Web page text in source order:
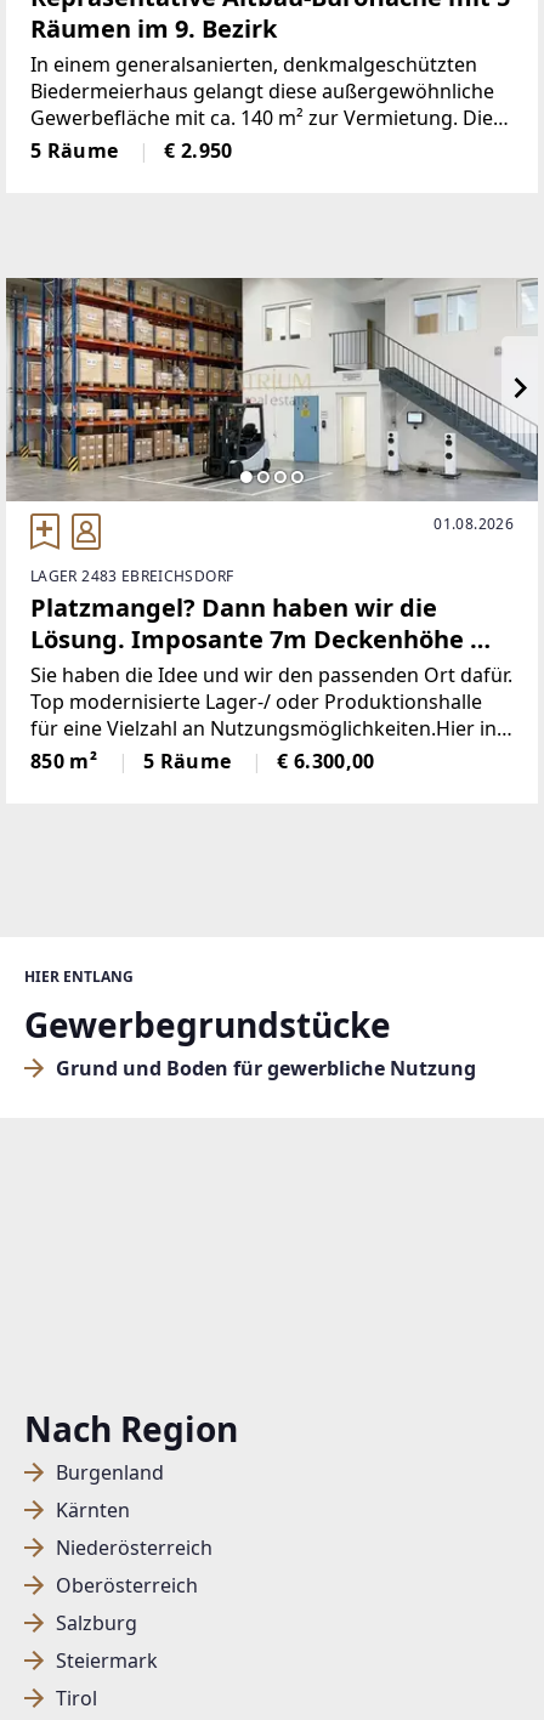
HIER ENTLANG
Gewerbegrundstücke
Grund und Boden für gewerbliche Nutzung
Nach Region
Burgenland
Kärnten
Niederösterreich
Oberösterreich
Salzburg
Steiermark
Tirol
Räumen im 9. Bezirk
In einem generalsanierten, denkmalgeschützten
Biedermeierhaus gelangt diese außergewöhnliche
Gewerbefläche mit ca. 140 m² zur Vermietung. Die
repräsentative Altbaufläche befindet sich im 1.
Obergeschoss und überzeugt durch großzügige
5 Räume € 2.950
01.08.2026
LAGER 2483 EBREICHSDORF
Platzmangel? Dann haben wir die
Lösung. Imposante 7m Deckenhöhe mit
ca. 810m² Nutzfläche und 40m²
Bürotrakt.
Sie haben die Idee und wir den passenden Ort dafür.
Top modernisierte Lager-/ oder Produktionshalle
für eine Vielzahl an Nutzungsmöglichkeiten.Hier in
Weigelsdorf, Bezirk Baden befindet sich das
großflächige Firmenareal mit einer modernen
850 m² 5 Räume € 6.300,00